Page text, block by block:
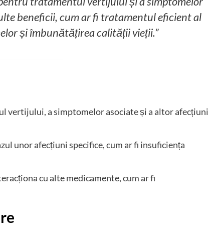
beneficii, cum ar fi tratamentul eficient al
și îmbunătățirea calității vieții.”
vertijului, a simptomelor asociate și a altor afecțiuni
unor afecțiuni specifice, cum ar fi insuficiența
cu alte medicamente, cum ar fi